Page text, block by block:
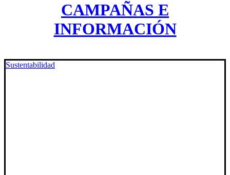
CAMPAÑAS E
INFORMACIÓN
Sustentabilidad